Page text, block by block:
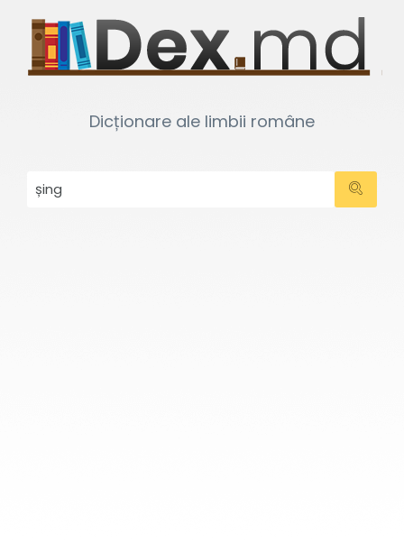
Dicționare ale limbii române